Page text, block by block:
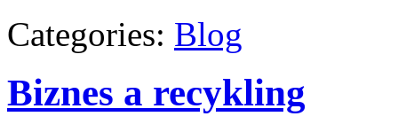
Categories: Blog
Biznes a recykling